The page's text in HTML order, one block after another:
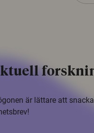
är lättare att